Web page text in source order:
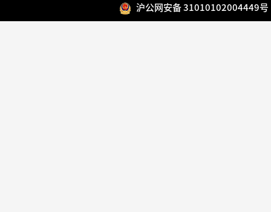
沪公网安备 31010102004449号